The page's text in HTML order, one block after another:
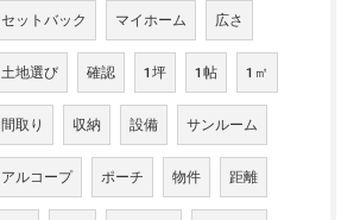
セットバック マイホーム 広さ
土地選び 確認 1坪 1帖 1㎡
間取り 収納 設備 サンルーム
アルコープ ポーチ 物件 距離